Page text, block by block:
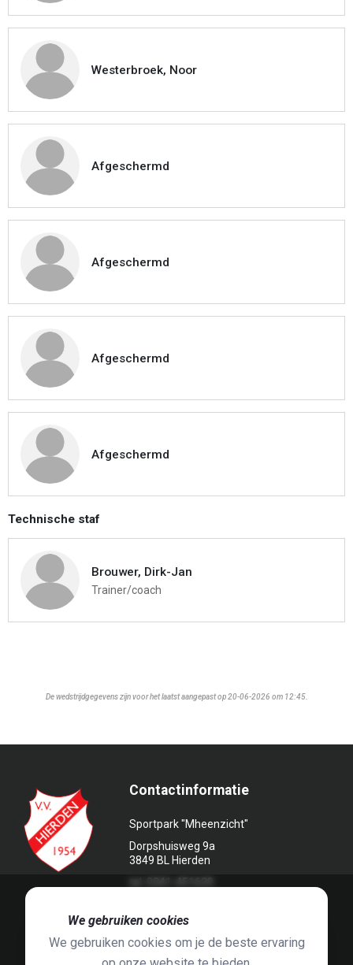
Westerbroek, Noor
Afgeschermd
Afgeschermd
Afgeschermd
Afgeschermd
Technische staf
Brouwer, Dirk-Jan
Trainer/coach
De wedstrijdgegevens zijn voor het laatst aangepast op 20-06-2026 om 12:45.
Contactinformatie
Sportpark "Mheenzicht"
Dorpshuisweg 9a
3849 BL Hierden
We gebruiken cookies
We gebruiken cookies om je de beste ervaring